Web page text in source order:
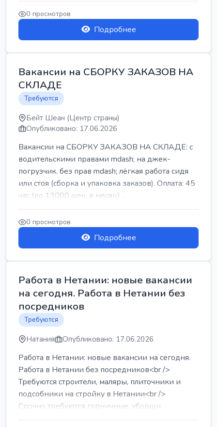
0 просмотров
Подробнее
Вакансии на СБОРКУ ЗАКАЗОВ НА
СКЛАДЕ
Требуются
Бейт Шеан (Центр страны)
Опубликовано: 17.06.2026
Вакансии на СБОРКУ ЗАКАЗОВ НА СКЛАДЕ: с
водительскими правами mdash; на джек-
погрузчик. без прав mdash; лёгкая работа сидя
или стоя (сборка и упаковка заказов). Оплата: 45
час (до 13000 шек. в месяц) ...
0 просмотров
Подробнее
Работа в Нетании: новые вакансии
на сегодня. Работа в Нетании без
посредников
Требуются
Натания Опубликовано: 17.06.2026
Работа в Нетании: новые вакансии на сегодня.
Работа в Нетании без посредников<br />
Требуются строители, маляры, плиточники и
подсобники на стройку в Нетании<br />
Срочно требуются горничные, уборщи...